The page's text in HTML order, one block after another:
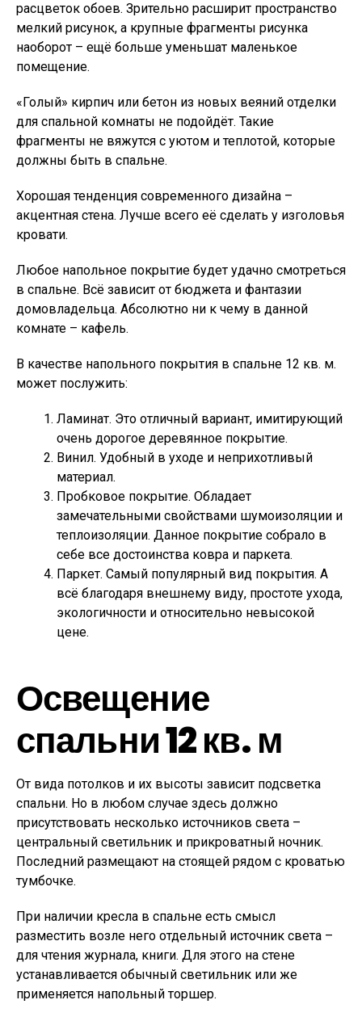
расцветок обоев. Зрительно расширит пространство
мелкий рисунок, а крупные фрагменты рисунка
наоборот – ещё больше уменьшат маленькое
помещение.
«Голый» кирпич или бетон из новых веяний отделки
для спальной комнаты не подойдёт. Такие
фрагменты не вяжутся с уютом и теплотой, которые
должны быть в спальне.
Хорошая тенденция современного дизайна –
акцентная стена. Лучше всего её сделать у изголовья
кровати.
Любое напольное покрытие будет удачно смотреться
в спальне. Всё зависит от бюджета и фантазии
домовладельца. Абсолютно ни к чему в данной
комнате – кафель.
В качестве напольного покрытия в спальне 12 кв. м.
может послужить:
Ламинат. Это отличный вариант, имитирующий
очень дорогое деревянное покрытие.
Винил. Удобный в уходе и неприхотливый
материал.
Пробковое покрытие. Обладает
замечательными свойствами шумоизоляции и
теплоизоляции. Данное покрытие собрало в
себе все достоинства ковра и паркета.
Паркет. Самый популярный вид покрытия. А
всё благодаря внешнему виду, простоте ухода,
экологичности и относительно невысокой
цене.
Освещение
спальни 12 кв. м
От вида потолков и их высоты зависит подсветка
спальни. Но в любом случае здесь должно
присутствовать несколько источников света –
центральный светильник и прикроватный ночник.
Последний размещают на стоящей рядом с кроватью
тумбочке.
При наличии кресла в спальне есть смысл
разместить возле него отдельный источник света –
для чтения журнала, книги. Для этого на стене
устанавливается обычный светильник или же
применяется напольный торшер.